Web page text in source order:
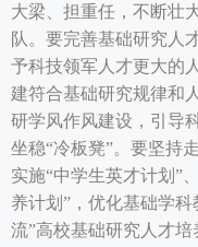
大梁、担重任，不断壮
队。要完善基础研究人
予科技领军人才更大的
建符合基础研究规律和
研学风作风建设，引导
坐稳“冷板凳”。要坚持
实施“中学生英才计划”
养计划”，优化基础学
流”高校基础研究人才